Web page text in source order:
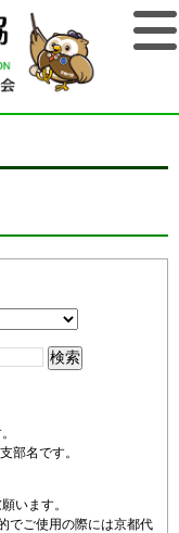
部名です。
います。
でご使用の際には京都代